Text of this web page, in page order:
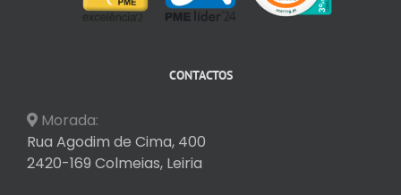
CONTACTOS
Morada:
Rua Agodim de Cima, 400
2420-169 Colmeias, Leiria